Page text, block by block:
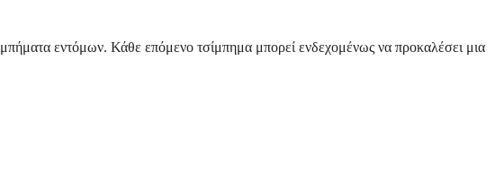
εντόμων. Κάθε επόμενο τσίμπημα μπορεί ενδεχομένως να προκαλέσει μια